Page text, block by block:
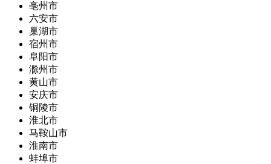
亳州市
六安市
巢湖市
宿州市
阜阳市
滁州市
黄山市
安庆市
铜陵市
淮北市
马鞍山市
淮南市
蚌埠市